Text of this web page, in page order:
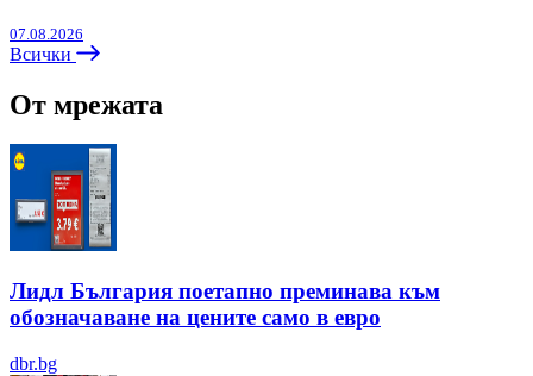
07.08.2026
Всички
От мрежата
Лидл България поетапно преминава към
обозначаване на цените само в евро
dbr.bg